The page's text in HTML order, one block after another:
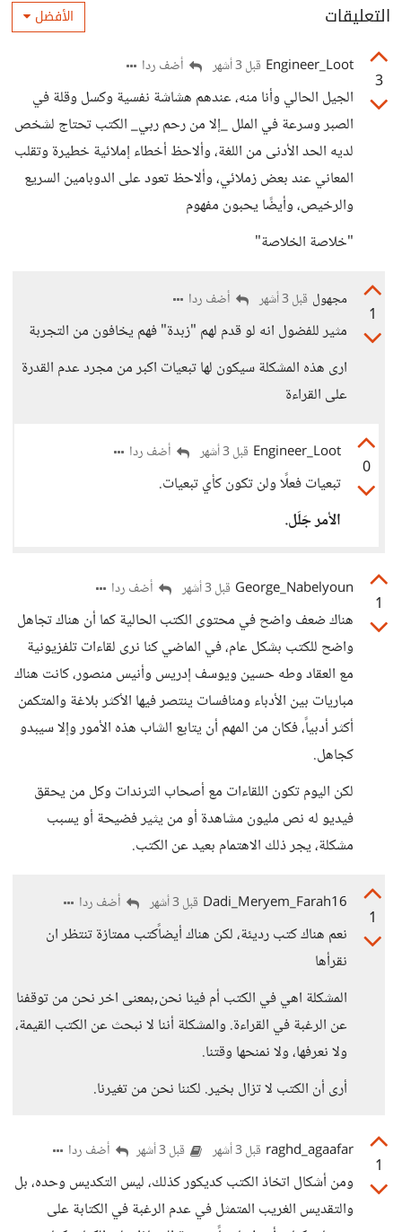
التعليقات الأفضل
3
Engineer_Loot قبل 3 أشهر أضف ردا
الجيل الحالي وأنا منه، عندهم هشاشة نفسية وكسل وقلة في
الصبر وسرعة في الملل _إلا من رحم ربي_ الكتب تحتاج لشخص
لديه الحد الأدنى من اللغة، وألاحظ أخطاء إملائية خطيرة وتقلب
المعاني عند بعض زملائي، وألاحظ تعود على الدوبامين السريع
والرخيص، وأيضًا يحبون مفهوم
"خلاصة الخلاصة"
1
مجهول قبل 3 أشهر أضف ردا
مثير للفضول انه لو قدم لهم "زبدة" فهم يخافون من التجربة
ارى هذه المشكلة سيكون لها تبعيات اكبر من مجرد عدم القدرة
على القراءة
0
Engineer_Loot قبل 3 أشهر أضف ردا
تبعيات فعلًا ولن تكون كأي تبعيات.
الأمر جَلَل.
1
George_Nabelyoun قبل 3 أشهر أضف ردا
هناك ضعف واضح في محتوى الكتب الحالية كما أن هناك تجاهل
واضح للكتب بشكل عام، في الماضي كنا نرى لقاءات تلفزيونية
مع العقاد وطه حسين ويوسف إدريس وأنيس منصور، كانت هناك
مباريات بين الأدباء ومنافسات ينتصر فيها الأكثر بلاغة والمتكمن
أكثر أدبياً، فكان من المهم أن يتابع الشاب هذه الأمور وإلا سيبدو
كجاهل.
لكن اليوم تكون اللقاءات مع أصحاب الترندات وكل من يحقق
فيديو له نص مليون مشاهدة أو من يثير فضيحة أو يسبب
مشكلة، يجر ذلك الاهتمام بعيد عن الكتب.
1
Dadi_Meryem_Farah16 قبل 3 أشهر أضف ردا
نعم هناك كتب رديئة، لكن هناك أيضاًكتب ممتازة تنتظر ان
نقرأها
المشكلة اهي في الكتب أم فينا نحن,بمعنى اخر نحن من توقفنا
عن الرغبة في القراءة. والمشكلة أننا لا نبحث عن الكتب القيمة،
ولا نعرفها، ولا نمنحها وقتنا.
أرى أن الكتب لا تزال بخير. لكننا نحن من تغيرنا.
1
raghd_agaafar قبل 3 أشهر قبل 3 أشهر أضف ردا
ومن أشكال اتخاذ الكتب كديكور كذلك، ليس التكديس وحده، بل
والتقديس الغريب المتمثل في عدم الرغبة في الكتابة على